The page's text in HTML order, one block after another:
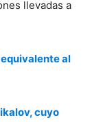
llevadas a
al
cuyo